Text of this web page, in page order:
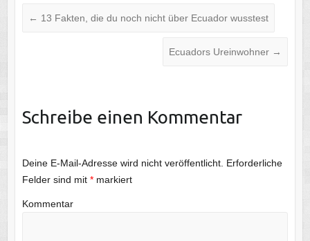
← 13 Fakten, die du noch nicht über Ecuador wusstest
Ecuadors Ureinwohner →
Schreibe einen Kommentar
Deine E-Mail-Adresse wird nicht veröffentlicht. Erforderliche
Felder sind mit *markiert
Kommentar